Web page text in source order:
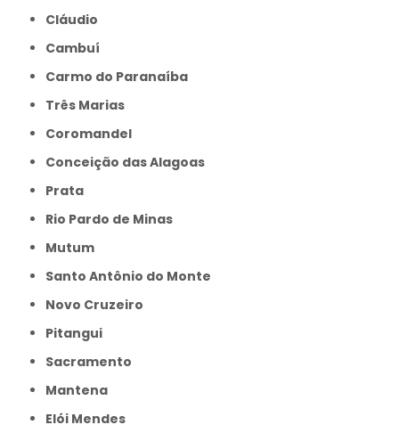
Cláudio
Cambuí
Carmo do Paranaíba
Três Marias
Coromandel
Conceição das Alagoas
Prata
Rio Pardo de Minas
Mutum
Santo Antônio do Monte
Novo Cruzeiro
Pitangui
Sacramento
Mantena
Elói Mendes